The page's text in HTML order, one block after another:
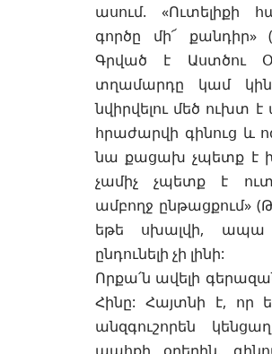
ասում. «Ուտելիքի
գործը մի՜ քանդիր»
Գրված է Աստծու
տղամարդը կամ
նվիրվելու մեծ ուխտ
հրաժարվի գինուց և
նա քացախ չպետք է
չամիչ չպետք է
ամբողջ ընթացքում»
եթե սխալվի,
ընդունելի չի լինի:
Որքա՛ն ավելի
Հինը: Հայտնի է, որ
անզգուշորեն